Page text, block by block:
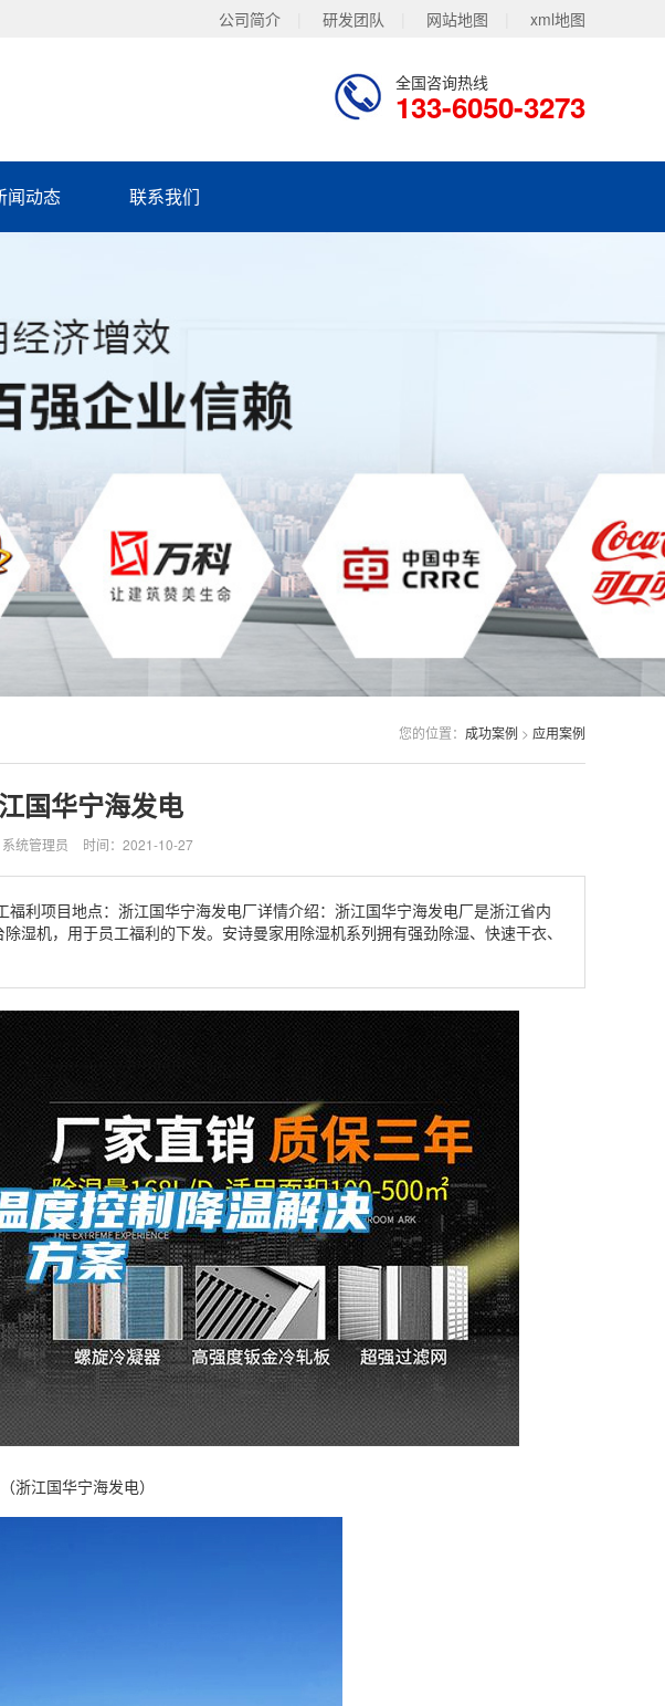
公司简介 研发团队 网站地图 xml地图
全国咨询热线
133-6050-3273
闻动态 联系我们
您的位置： 成功案例 > 应用案例
国华宁海发电
统管理员 时间：2021-10-27
利项目地点：浙江国华宁海发电厂详情介绍：浙江国华宁海发电厂是浙江省内
湿机，用于员工福利的下发。安诗曼家用除湿机系列拥有强劲除湿、快速干衣、
（浙江国华宁海发电）